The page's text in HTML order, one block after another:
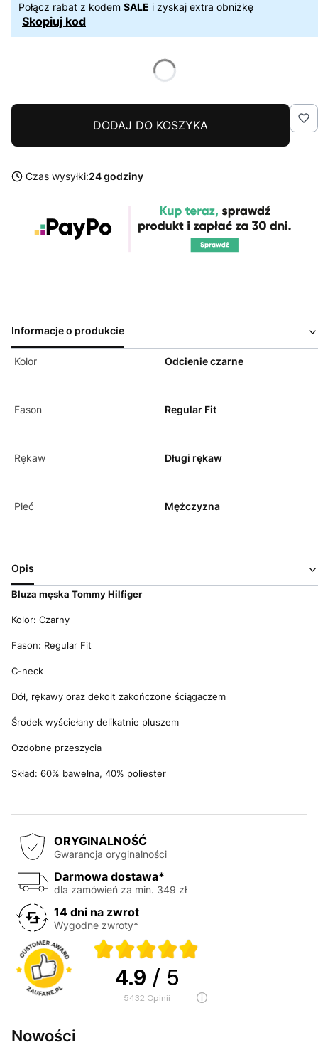
Połącz rabat z kodem SALE i zyskaj extra obniżkę
Skopiuj kod
DODAJ DO KOSZYKA
Czas wysyłki:24 godziny
Informacje o produkcie
Kolor Odcienie czarne
Fason Regular Fit
Rękaw Długi rękaw
Płeć Mężczyzna
Opis
Bluza męska Tommy Hilfiger
Kolor: Czarny
Fason: Regular Fit
C-neck
Dół, rękawy oraz dekolt zakończone ściągaczem
Środek wyściełany delikatnie pluszem
Ozdobne przeszycia
Skład: 60% bawełna, 40% poliester
ORYGINALNOŚĆ
Gwarancja oryginalności
Darmowa dostawa*
dla zamówień za min. 349 zł
14 dni na zwrot
Wygodne zwroty*
4.9 / 5
5432 opinii
Nowości